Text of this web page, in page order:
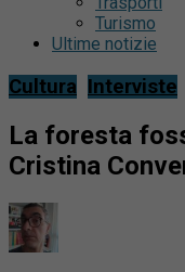
Turismo
Ultime notizie
Cultura Interviste
La foresta
Cristina